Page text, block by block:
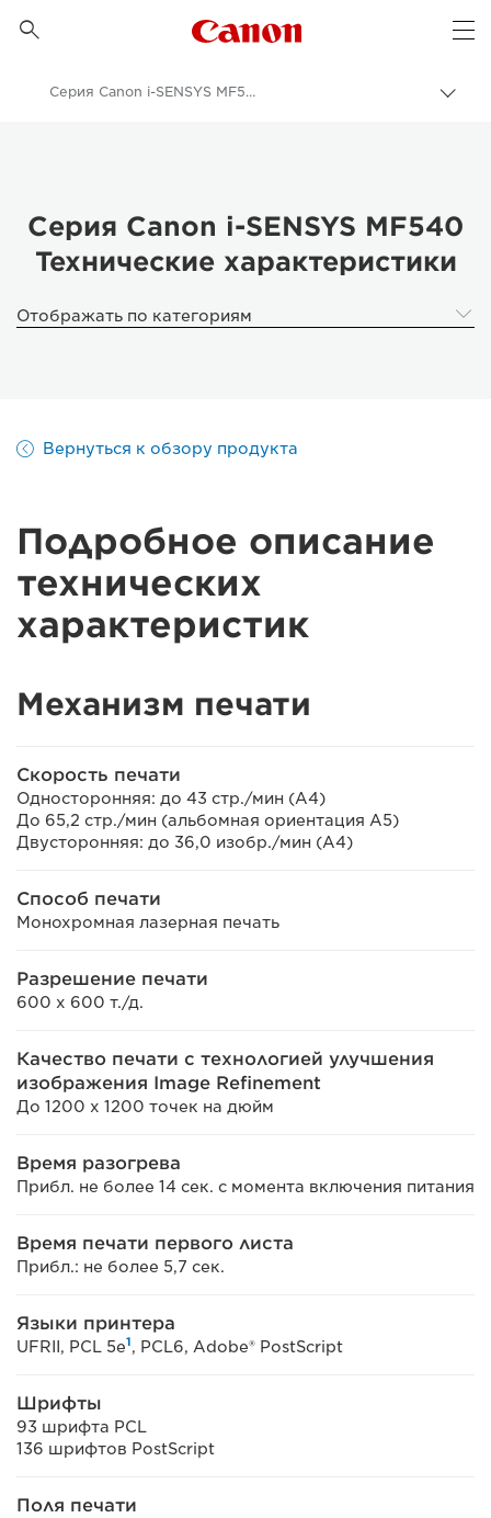

Canon Logo, back to
Продукты и решения для бизнеса
Принтеры и факсимильные аппараты для бизнеса
Серия Canon i-SENSYS MF540
Серия Canon i-SENSYS MF540
Технические характеристики
Отображать по категориям
Вернуться к обзору продукта
Подробное описание
технических
характеристик
Механизм печати
Скорость печати
Односторонняя: до 43 стр./мин (A4)
До 65,2 стр./мин (альбомная ориентация A5)
Двусторонняя: до 36,0 изобр./мин (A4)
Способ печати
Монохромная лазерная печать
Разрешение печати
600 x 600 т./д.
Качество печати с технологией улучшения
изображения Image Refinement
До 1200 х 1200 точек на дюйм
Время разогрева
Прибл. не более 14 сек. с момента включения питания
Время печати первого листа
Прибл.: не более 5,7 сек.
Языки принтера
UFRII, PCL 5e1, PCL6, Adobe® PostScript
Шрифты
93 шрифта PCL
136 шрифтов PostScript
Поля печати